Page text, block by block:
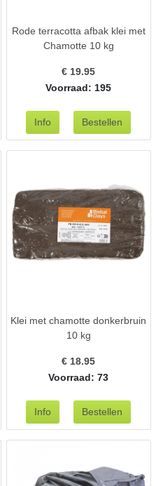
Rode terracotta afbak klei met
Chamotte 10 kg
€ 19.95
Voorraad: 195
Klei met chamotte donkerbruin
10 kg
€ 18.95
Voorraad: 73